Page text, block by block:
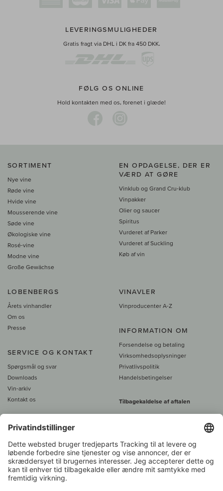
LEVERINGSMULIGHEDER
Gratis fragt via DHL i DK fra 450 DKK.
FØLG OS ONLINE
Hold kontakten med os, forenet i glæde!
SORTIMENT
Nye vine
Røde vine
Hvide vine
Mousserende vine
Søde vine
Økologiske vine
Rosé-vine
Modne vine
Große Gewächse
EN OPDAGELSE, DER ER
VÆRD AT GØRE
Vinklub og Grand Cru-klub
Vinpakker
Olier og saucer
Spiritus
Vurderet af Parker
Vurderet af Suckling
Køb af vin
LOBENBERGS
Årets vinhandler
Om os
Presse
SERVICE OG KONTAKT
Spørgsmål og svar
Downloads
Vin-arkiv
Kontakt os
VINAVLER
Vinproducenter A-Z
INFORMATION OM
Forsendelse og betaling
Virksomhedsoplysninger
Privatlivspolitik
Handelsbetingelser
Tilbagekaldelse af aftalen
Alle priser er inkl. moms, plus 39
450 DKK gratis fragt